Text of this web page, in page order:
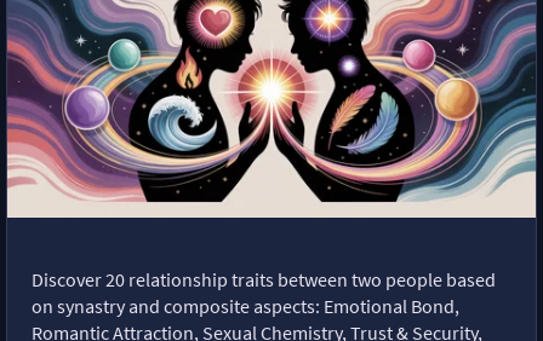
Discover 20 relationship traits between two people based
on synastry and composite aspects: Emotional Bond,
Romantic Attraction, Sexual Chemistry, Trust & Security,